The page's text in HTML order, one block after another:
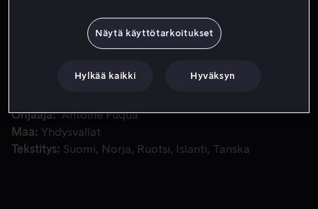
lähtemään mukaan ainoastaan, jos he pelastavat myös
70 pakolaisen hengen.
Bruce Willis Monica Bellucci Cole
Ohjaaja
Antoine Fuqua
Maa
Yhdysvallat
Tekstitys
Suomi Norja Ruotsi Islanti Tanska
Näytä käyttötarkoitukset
Hylkää kaikki Hyväksyn